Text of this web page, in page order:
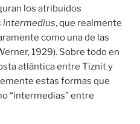
los atribuidos
intermedius, que realmente
como una de las
1929). Sobre todo en
atlántica entre Tiznit y
estas formas que
“intermedias” entre